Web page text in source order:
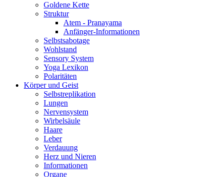
Goldene Kette
Struktur
Atem - Pranayama
Anfänger-Informationen
Selbstsabotage
Wohlstand
Sensory System
Yoga Lexikon
Polaritäten
Körper und Geist
Selbstreplikation
Lungen
Nervensystem
Wirbelsäule
Haare
Leber
Verdauung
Herz und Nieren
Informationen
Organe